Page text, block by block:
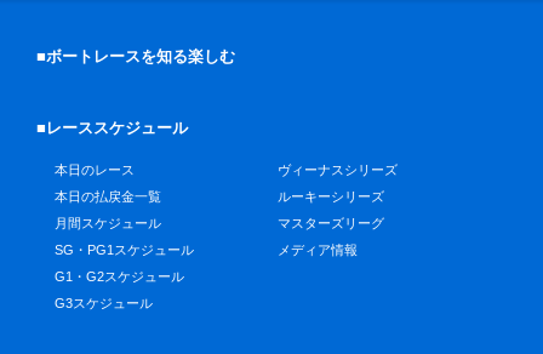
■ボートレースを知る楽しむ
■レーススケジュール
本日のレース
本日の払戻金一覧
月間スケジュール
SG・PG1スケジュール
G1・G2スケジュール
G3スケジュール
ヴィーナスシリーズ
ルーキーシリーズ
マスターズリーグ
メディア情報